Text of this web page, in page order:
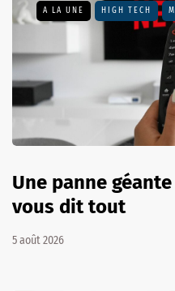
A LA UNE HIGH TECH
Une panne
vous dit tout
5 août 2026